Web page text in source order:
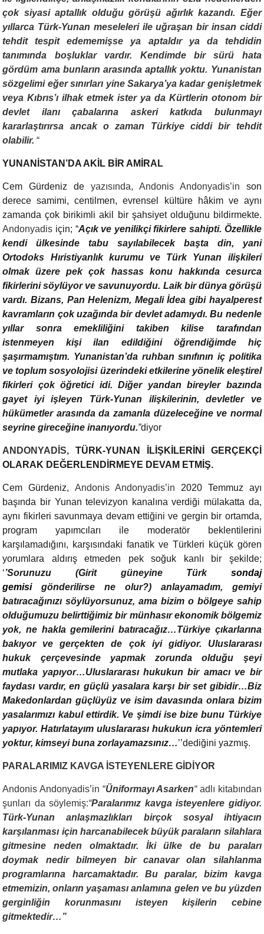
çok siyasi aptallık olduğu görüşü ağırlık kazandı. Eğer
yıllarca Türk-Yunan meseleleri ile uğraşan bir insan ciddi
tehdit tespit edememişse ya aptaldır ya da tehdidin
tanımında boşluklar vardır. Kendimde bir sürü hata
gördüm ama bunların arasında aptallık yoktu. Yunanistan
sözgelimi eğer sınırları yine Sakarya’ya kadar genişletmek
veya Kıbrıs’ı ilhak etmek ister ya da Kürtlerin otonom bir
devlet ilanı çabalarına askeri katkıda bulunmayı
kararlaştırırsa ancak o zaman Türkiye ciddi bir tehdit
olabilir.“
YUNANİSTAN’DA AKİL BİR AMİRAL
Cem Gürdeniz de yazısında, Andonis Andonyadis’in son
derece samimi, centilmen, evrensel kültüre hâkim ve aynı
zamanda çok birikimli akil bir şahsiyet olduğunu bildirmekte.
Andonyadis için; “Açık ve yenilikçi fikirlere sahipti. Özellikle
kendi ülkesinde tabu sayılabilecek başta din, yani
Ortodoks Hıristiyanlık kurumu ve Türk Yunan ilişkileri
olmak üzere pek çok hassas konu hakkında cesurca
fikirlerini söylüyor ve savunuyordu. Laik bir dünya görüşü
vardı. Bizans, Pan Helenizm, Megali İdea gibi hayalperest
kavramların çok uzağında bir devlet adamıydı. Bu nedenle
yıllar sonra emekliliğini takiben kilise tarafından
istenmeyen kişi ilan edildiğini öğrendiğimde hiç
şaşırmamıştım. Yunanistan’da ruhban sınıfının iç politika
ve toplum sosyolojisi üzerindeki etkilerine yönelik eleştirel
fikirleri çok öğretici idi. Diğer yandan bireyler bazında
gayet iyi işleyen Türk-Yunan ilişkilerinin, devletler ve
hükümetler arasında da zamanla düzeleceğine ve normal
seyrine gireceğine inanıyordu.”diyor
ANDONYADİS, TÜRK-YUNAN İLİŞKİLERİNİ GERÇEKÇİ
OLARAK DEĞERLENDİRMEYE DEVAM ETMİŞ.
Cem Gürdeniz, Andonis Andonyadis’in 2020 Temmuz ayı
başında bir Yunan televizyon kanalına verdiği mülakatta da,
aynı fikirleri savunmaya devam ettiğini ve gergin bir ortamda,
program yapımcıları ile moderatör beklentilerini
karşılamadığını, karşısındaki fanatik ve Türkleri küçük gören
yorumlara aldırış etmeden pek soğuk kanlı bir şekilde;
‘’Sorunuzu (Girit güneyine Türk sondaj
gemisigönderilirse ne olur?) anlayamadım, gemiyi
batıracağınızı söylüyorsunuz, ama bizim o bölgeye sahip
olduğumuzu belirttiğimiz bir münhasır ekonomik bölgemiz
yok, ne hakla gemilerini batıracağız…Türkiye çıkarlarına
bakıyor ve gerçekten de çok iyi gidiyor. Uluslararası
hukuk çerçevesinde yapmak zorunda olduğu şeyi
mutlaka yapıyor…Uluslararası hukukun bir amacı ve bir
faydası vardır, en güçlü yasalara karşı bir set gibidir…Biz
Makedonlardan güçlüyüz ve isim davasında onlara bizim
yasalarımızı kabul ettirdik. Ve şimdi ise bize bunu Türkiye
yapıyor. Hatırlatayım uluslararası hukukun icra yöntemleri
yoktur, kimseyi buna zorlayamazsınız…’’dediğini yazmış.
PARALARIMIZ KAVGA İSTEYENLERE GİDİYOR
Andonis Andonyadis’in “Üniformayı Asarken“adlı kitabından
şunları da söylemiş:“Paralarımız kavga isteyenlere gidiyor.
Türk-Yunan anlaşmazlıkları birçok sosyal ihtiyacın
karşılanması için harcanabilecek büyük paraların silahlara
gitmesine neden olmaktadır. İki ülke de bu paraları
doymak nedir bilmeyen bir canavar olan silahlanma
programlarına harcamaktadır. Bu paralar, bizim kavga
etmemizin, onların yaşaması anlamına gelen ve bu yüzden
gerginliğin korunmasını isteyen kişilerin cebine
gitmektedir…”